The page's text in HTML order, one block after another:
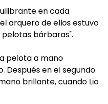
en cada
arquero de ellos estuvo
bárbaras".
pelota a mano
Después en el segundo
brillante, cuando Lio